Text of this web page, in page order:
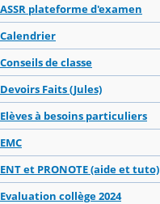
ASSR plateforme d'examen
Calendrier
Conseils de classe
Devoirs Faits (Jules)
Elèves à besoins particuliers
EMC
ENT et PRONOTE (aide et tuto)
Evaluation collège 2024